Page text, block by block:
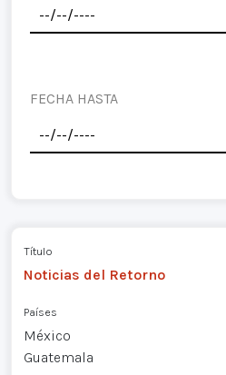
FECHA HASTA
Título
Noticias del Retorno
Países
México
Guatemala